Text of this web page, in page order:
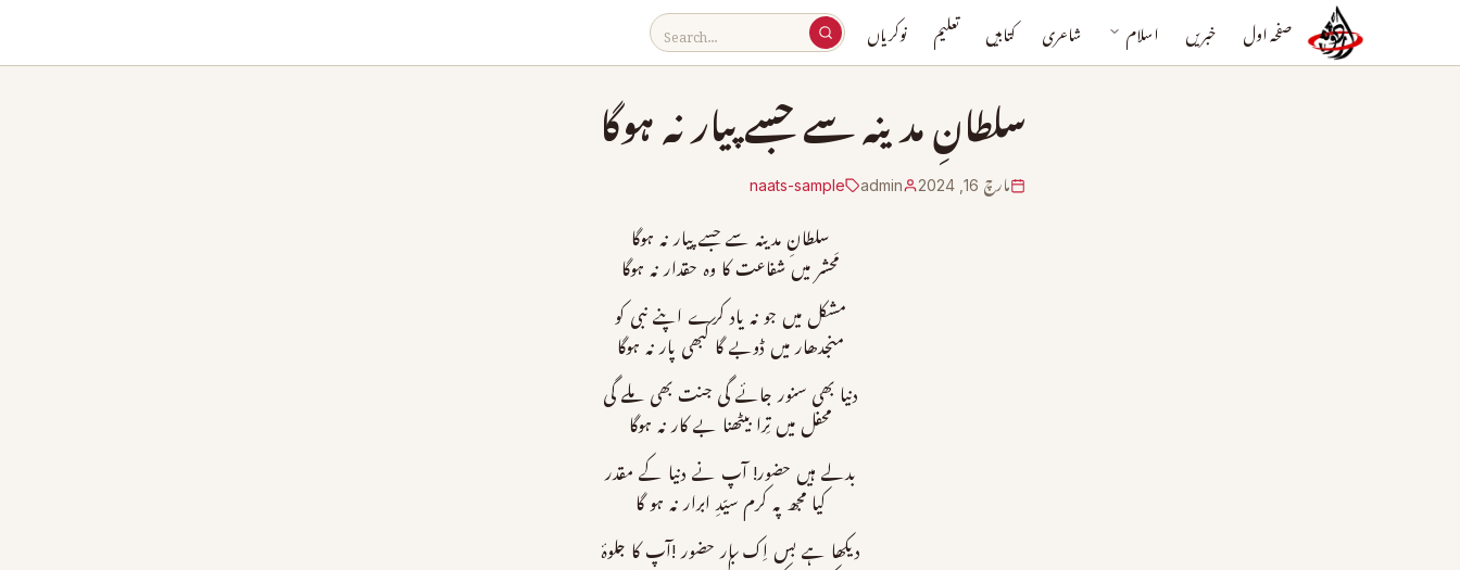
صفحہ اول خبریں اسلام شاعری کتابیں تعلیم نوکریاں
سلطانِ مدینہ سے جسے پیار نہ ہوگا
مارچ 16, 2024 admin
naats-sample
سلطانِ مدینہ سے جسے پیار نہ ہوگا
مَحشر میں شفاعت کا وہ حقدار نہ ہوگا
مشکل میں جو نہ یاد کرے اپنے نبی کو
منجدھار میں ڈوبے گا کبھی پار نہ ہوگا
دنیا بھی سنور جائے گی جنت بھی ملے گی
محفل میں تِرا بیٹھنا بے کار نہ ہوگا
بدلے ہیں حضور! آپ نے دنیا کے مقدر
کیا مجھ پہ کرم سیّدِ ابرار نہ ہو گا
دیکھا ہے بس اِک بار حضور !آپ کا جلوۂ